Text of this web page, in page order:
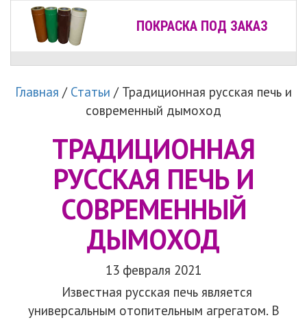
ПОКРАСКА ПОД ЗАКАЗ
Главная / Статьи / Традиционная русская печь и
современный дымоход
ТРАДИЦИОННАЯ
РУССКАЯ ПЕЧЬ И
СОВРЕМЕННЫЙ
ДЫМОХОД
13 февраля 2021
Известная русская печь является
универсальным отопительным агрегатом. В